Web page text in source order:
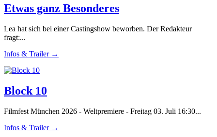
Etwas ganz Besonderes
Lea hat sich bei einer Castingshow beworben. Der Redakteur
fragt:...
Infos & Trailer →
Block 10
Filmfest München 2026 - Weltpremiere - Freitag 03. Juli 16:30...
Infos & Trailer →